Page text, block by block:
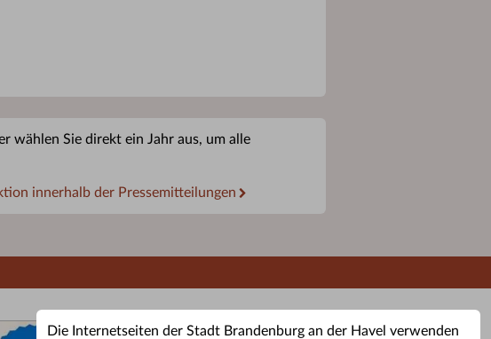
Die Internetseiten der Stadt Brandenburg an der Havel verwenden
wählen Sie direkt ein Jahr aus, um alle
innerhalb der Pressemitteilungen